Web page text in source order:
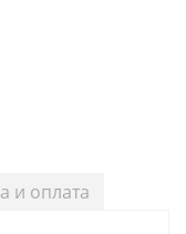
и оплата